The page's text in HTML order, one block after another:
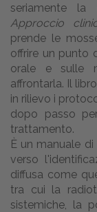
seriamente
Approccio
prende le
offrire un punto
orale e sulle
affrontarla. Il
in rilievo i
dopo passo
trattamento.
È un manuale
verso
diffusa come
tra cui la
sistemiche, la